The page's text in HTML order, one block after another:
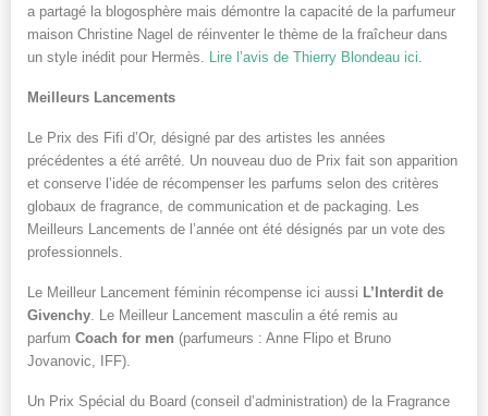
a partagé la blogosphère mais démontre la capacité de la parfumeur
maison Christine Nagel de réinventer le thème de la fraîcheur dans
un style inédit pour Hermès.
Lire l’avis de Thierry Blondeau ici
Meilleurs Lancements
Le Prix des Fifi d’Or, désigné par des artistes les années
précédentes a été arrêté. Un nouveau duo de Prix fait son apparition
et conserve l’idée de récompenser les parfums selon des critères
globaux de fragrance, de communication et de packaging. Les
Meilleurs Lancements de l’année ont été désignés par un vote des
professionnels.
Le Meilleur Lancement féminin récompense ici aussi L’Interdit de
Givenchy . Le Meilleur Lancement masculin a été remis au
parfum Coach for men (parfumeurs : Anne Flipo et Bruno
Jovanovic, IFF).
Un Prix Spécial du Board (conseil d’administration) de la Fragrance